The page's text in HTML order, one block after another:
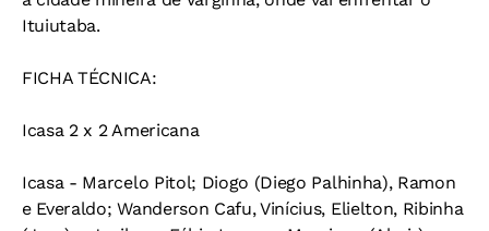
Ituiutaba.
FICHA TÉCNICA:
Icasa 2 x 2 Americana
Icasa - Marcelo Pitol; Diogo (Diego Palhinha), Ramon
e Everaldo; Wanderson Cafu, Vinícius, Elielton, Ribinha